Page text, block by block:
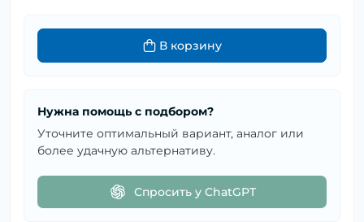
В корзину
Нужна помощь с подбором?
Уточните оптимальный вариант, аналог или
более удачную альтернативу.
Спросить у ChatGPT